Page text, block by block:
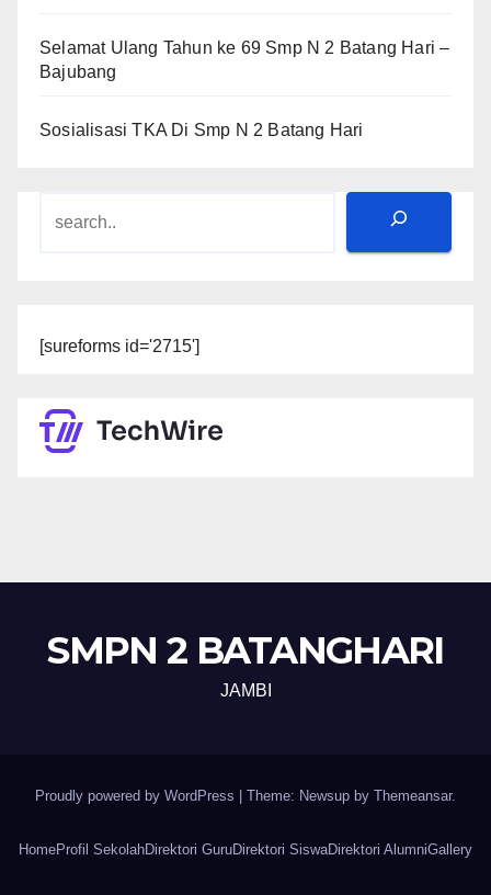
Selamat Ulang Tahun ke 69 Smp N 2 Batang Hari –
Bajubang
Sosialisasi TKA Di Smp N 2 Batang Hari
Search
[sureforms id='2715']
SMPN 2 BATANGHARI
JAMBI
Proudly powered by WordPress Theme: Newsup by Themeansar.
HomeProfil SekolahDirektori GuruDirektori SiswaDirektori AlumniGallery